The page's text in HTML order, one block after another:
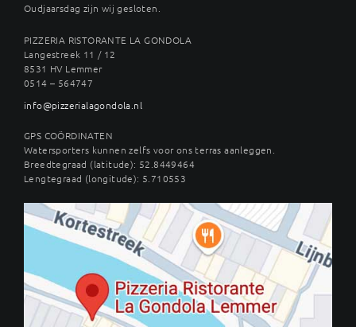
Oudjaarsdag zijn wij gesloten.
PIZZERIA RISTORANTE LA GONDOLA
Langestreek 11 / 12
8531 HV Lemmer
0514 – 564747
info@pizzerialagondola.nl
GPS COÖRDINATEN
Watersporters kunnen zelfs voor ons terras aanleggen.
Breedtegraad (latitude): 52.8449464
Lengtegraad (longitude): 5.710553